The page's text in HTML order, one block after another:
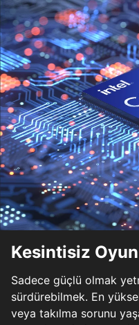
Kesintisiz
Sadece güçlü olmak
sürdürebilmek. En
veya takılma sorunu